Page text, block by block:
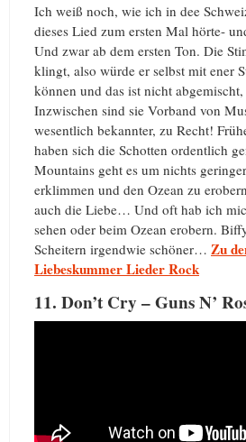
Ich weiß noch, wie ich in dee
dieses Lied zum ersten Mal hörte-
Und zwar ab dem ersten Ton. Die
klingt, also würde er selbst mit ener
können und das ist nicht
Inzwischen sind sie Vorband von
wesentlich bekannter, zu Recht!
haben sich die Schotten ordentlich
Mountains geht es um nichts
erklimmen und den Ozean zu
auch die Liebe… Und oft hab ich
sehen oder beim Ozean erobern.
Scheitern irgendwie schöner… Zu
Liebeskummer Lieder Rock
11. Don’t Cry – Guns N’